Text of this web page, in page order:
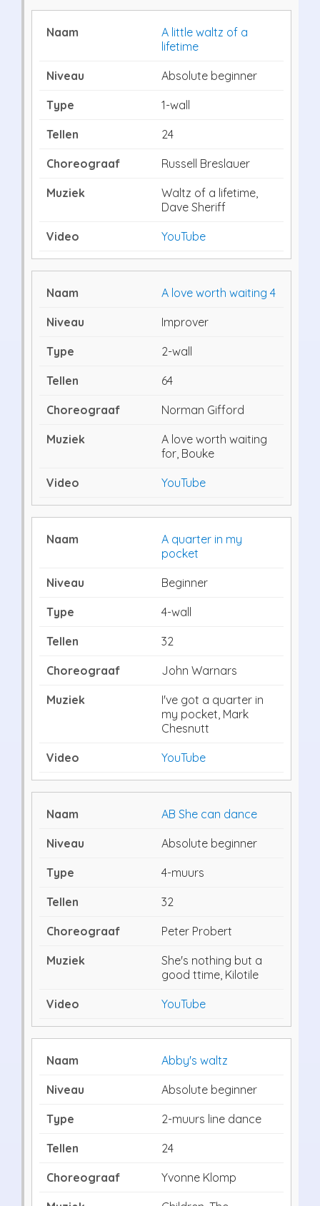
A little waltz of a
lifetime
Absolute beginner
1-wall
24
Russell Breslauer
Waltz of a lifetime,
Dave Sheriff
YouTube
A love worth waiting 4
Improver
2-wall
64
Norman Gifford
A love worth waiting
for, Bouke
YouTube
A quarter in my
pocket
Beginner
4-wall
32
John Warnars
I've got a quarter in
my pocket, Mark
Chesnutt
YouTube
AB She can dance
Absolute beginner
4-muurs
32
Peter Probert
She's nothing but a
good ttime, Kilotile
YouTube
Abby's waltz
Absolute beginner
2-muurs line dance
24
Yvonne Klomp